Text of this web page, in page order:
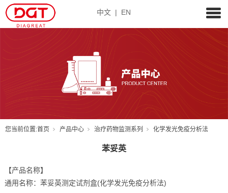
中文 | EN
您当前位置:首页 产品中心 治疗药物监测系列 化学发光免疫分析法
苯妥英
【产品名称】
通用名称：苯妥英测定试剂盒(化学发光免疫分析法)